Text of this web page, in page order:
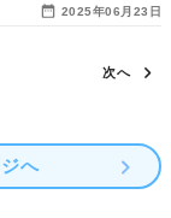
2025年06月23日
へ